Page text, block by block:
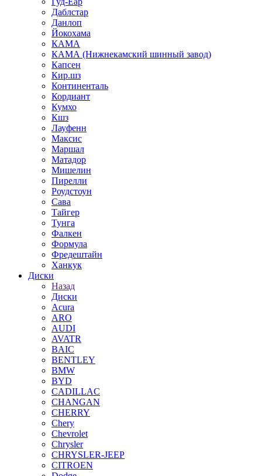
Даблстар
Данлоп
Йокохама
КАМА
КАМА (Нижнекамский шинный завод)
Капсен
Кир.шз
Континенталь
Кордиант
Кумхо
Кшз
Лауфенн
Максис
Маршал
Матадор
Мишелин
Пирелли
Роудстоун
Сава
Тайгер
Тунга
Фалкен
Формула
Фредештайн
Ханкук
Диски
Назад
Диски
Acura
ARO
AUDI
AVATR
BAIC
BENTLEY
BMW
BYD
CADILLAC
CHANGAN
CHERRY
Chery
Chevrolet
Chrysler
CHRYSLER-JEEP
CITROEN